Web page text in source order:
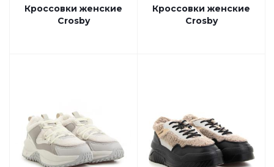
Кроссовки женские
Crosby
Кроссовки женские
Crosby